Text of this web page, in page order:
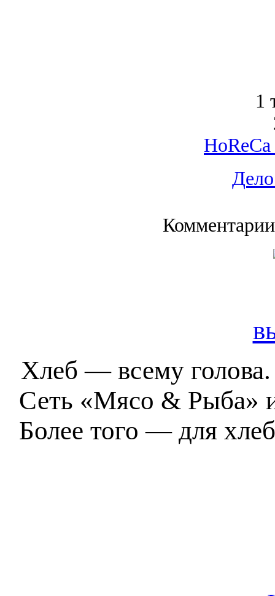
1
Хлеб — всему голова.
Сеть «Мясо & Рыба» и
Более того — для